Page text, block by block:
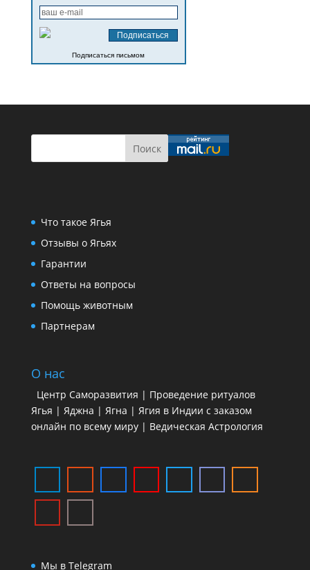
Подписаться письмом
Что такое Ягья
Отзывы о Ягьях
Гарантии
Ответы на вопросы
Помощь животным
Партнерам
О нас
Центр Саморазвития | Проведение ритуалов
Ягья | Яджна | Ягна | Ягия в Индии с заказом
онлайн по всему миру | Ведическая Астрология
Мы в Telegram